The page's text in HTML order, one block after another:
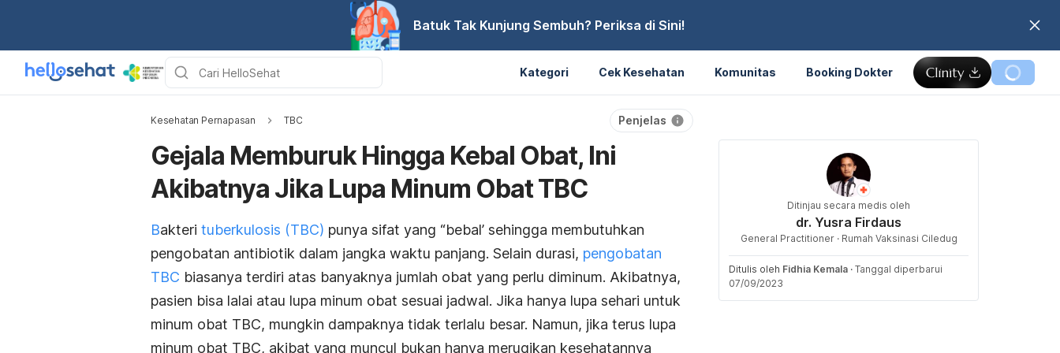
Batuk Tak Kunjung Sembuh? Periksa di Sini!
Kategori Cek Kesehatan Komunitas Booking Dokter
Kesehatan Pernapasan TBC Penjelas
Gejala Memburuk Hingga Kebal Obat, Ini
Akibatnya Jika Lupa Minum Obat TBC
Bakteri tuberkulosis (TBC) punya sifat yang “bebal’ sehingga membutuhkan
pengobatan antibiotik dalam jangka waktu panjang. Selain durasi, pengobatan
TBC biasanya terdiri atas banyaknya jumlah obat yang perlu diminum. Akibatnya,
pasien bisa lalai atau lupa minum obat sesuai jadwal. Jika hanya lupa sehari untuk
minum obat TBC, mungkin dampaknya tidak terlalu besar. Namun, jika terus lupa
minum obat TBC, akibat yang muncul bukan hanya merugikan kesehatannya
Ditinjau secara medis oleh
dr. Yusra Firdaus
General Practitioner · Rumah Vaksinasi Ciledug
Ditulis oleh Fidhia Kemala · Tanggal diperbarui
07/09/2023